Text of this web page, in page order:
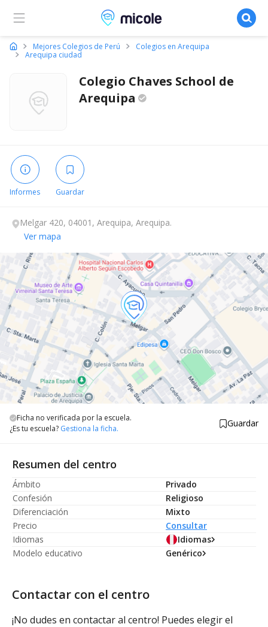
Micole, buscador de colegios
Mejores Colegios de Perú
Colegios en Arequipa
Arequipa ciudad
Colegio Chaves School de
Arequipa
Informes Guardar
Melgar 420, 04001, Arequipa, Arequipa.
Ver mapa
Ficha no verificada por la escuela.
¿Es tu escuela? Gestiona la ficha. Guardar
Resumen del centro
Ámbito
Privado
Confesión
Religioso
Diferenciación
Mixto
Precio
Consultar
Idiomas
Idiomas
Modelo educativo
Genérico
Contactar con el centro
¡No dudes en contactar al centro! Puedes elegir el